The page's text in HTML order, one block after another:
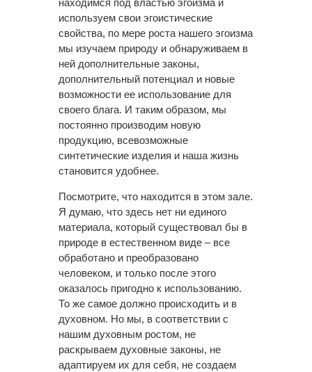
находимся под властью эгоизма и
используем свои эгоистические
свойства, по мере роста нашего эгоизма
мы изучаем природу и обнаруживаем в
ней дополнительные законы,
дополнительный потенциал и новые
возможности ее использование для
своего блага. И таким образом, мы
постоянно производим новую
продукцию, всевозможные
синтетические изделия и наша жизнь
становится удобнее.
Посмотрите, что находится в этом зале.
Я думаю, что здесь нет ни единого
материала, который существовал бы в
природе в естественном виде – все
обработано и преобразовано
человеком, и только после этого
оказалось пригодно к использованию.
То же самое должно происходить и в
духовном. Но мы, в соответствии с
нашим духовным ростом, не
раскрываем духовные законы, не
адаптируем их для себя, не создаем